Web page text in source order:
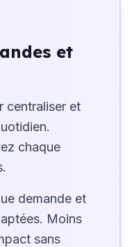
et
centraliser et
chaque
demande et
Moins
sans